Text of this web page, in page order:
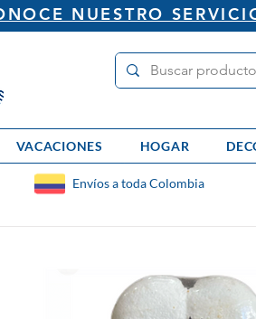
NUESTRO
VACACIONES HOGAR
Envíos a toda Colombia